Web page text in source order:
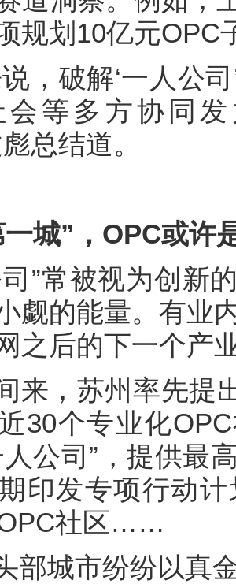
规划10亿元OPC
，破解‘一人公
会等多方协同
总结道。
城”，OPC或许
”常被视为创新
觑的能量。有业
之后的下一个产
来，苏州率先提
30个专业化
人公司”，提供最
印发专项行动
社区……
部城市纷纷以真